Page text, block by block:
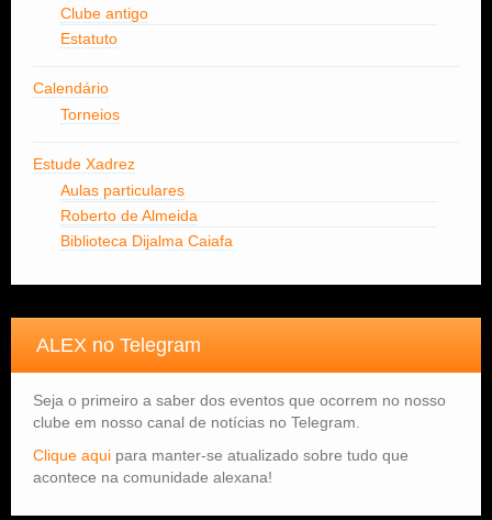
Clube antigo
Estatuto
Calendário
Torneios
Estude Xadrez
Aulas particulares
Roberto de Almeida
Biblioteca Dijalma Caiafa
ALEX no Telegram
Seja o primeiro a saber dos eventos que ocorrem no nosso
clube em nosso canal de notícias no Telegram.
Clique aqui para manter-se atualizado sobre tudo que
acontece na comunidade alexana!